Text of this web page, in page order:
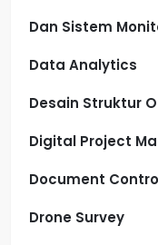
Dan Sistem
Data Analytics
Desain Struktur
Digital Project
Document
Drone Survey